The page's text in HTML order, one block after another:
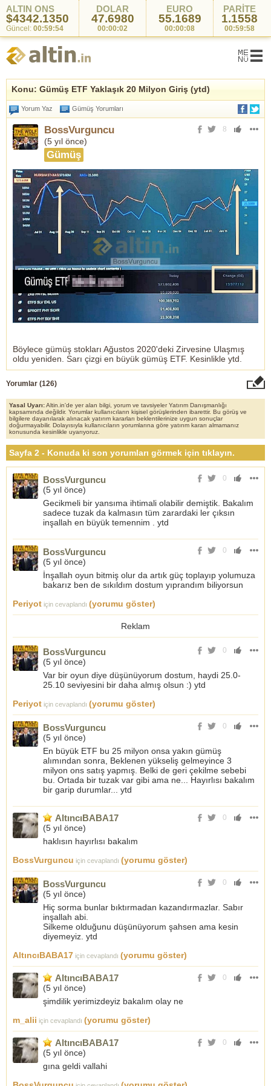
ALTIN ONS
$4342.1350
Güncel: 00:59:54
DOLAR
47.6980
00:00:02
EURO
55.1689
00:00:08
PARİTE
1.1558
00:59:58
Konu: Gümüş ETF Yaklaşık 20 Milyon Giriş (ytd)
Yorum Yaz Gümüş Yorumları
BossVurguncu
(5 yıl önce)
Gümüş
8
Böylece gümüş stokları Ağustos 2020'deki Zirvesine Ulaşmış
oldu yeniden. Sarı çizgi en büyük gümüş ETF. Kesinlikle ytd.
Yorumlar (126)
Yasal Uyarı:Altin.in'de yer alan bilgi, yorum ve tavsiyeler Yatırım Danışmanlığı
kapsamında değildir. Yorumlar kullanıcıların kişisel görüşlerinden ibarettir. Bu görüş ve
bilgilere dayanılarak alınacak yatırım kararları beklentilerinize uygun sonuçlar
doğurmayabilir. Dolayısıyla kullanıcıların yorumlarına göre yatırım kararı almamanız
konusunda kesinlikle uyarıyoruz.
Sayfa 2 - Konuda ki son yorumları görmek için tıklayın.
0
BossVurguncu
(5 yıl önce)
Gecikmeli bir yansıma ihtimali olabilir demiştik. Bakalım
sadece tuzak da kalmasın tüm zarardaki ler çıksın
inşallah en büyük temennim . ytd
0
BossVurguncu
(5 yıl önce)
İnşallah oyun bitmiş olur da artık güç toplayıp yolumuza
bakarız ben de sıkıldım dostum yıprandım biliyorsun
Periyot için cevaplandı (yorumu göster)
Reklam
0
BossVurguncu
(5 yıl önce)
Var bir oyun diye düşünüyorum dostum, haydi 25.0-
25.10 seviyesini bir daha almış olsun :) ytd
Periyot için cevaplandı (yorumu göster)
0
BossVurguncu
(5 yıl önce)
En büyük ETF bu 25 milyon onsa yakın gümüş
alımından sonra, Beklenen yükseliş gelmeyince 3
milyon ons satış yapmış. Belki de geri çekilme sebebi
bu. Ortada bir tuzak var gibi ama ne... Hayırlısı bakalım
bir garip durumlar... ytd
0
AltıncıBABA17
(5 yıl önce)
haklısın hayırlısı bakalım
BossVurguncu için cevaplandı (yorumu göster)
0
BossVurguncu
(5 yıl önce)
Hiç sorma bunlar bıktırmadan kazandırmazlar. Sabır
inşallah abi.
Silkeme olduğunu düşünüyorum şahsen ama kesin
diyemeyiz. ytd
AltıncıBABA17 için cevaplandı (yorumu göster)
0
AltıncıBABA17
(5 yıl önce)
şimdilik yerimizdeyiz bakalım olay ne
m_alii için cevaplandı (yorumu göster)
0
AltıncıBABA17
(5 yıl önce)
gına geldi vallahi